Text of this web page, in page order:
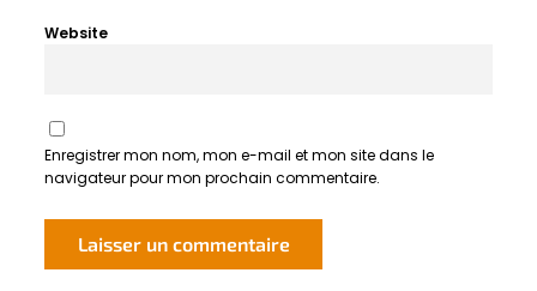
Website
Enregistrer mon nom, mon e-mail et mon site dans le
navigateur pour mon prochain commentaire.